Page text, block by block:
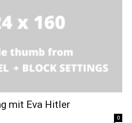
mit Eva Hitler
0